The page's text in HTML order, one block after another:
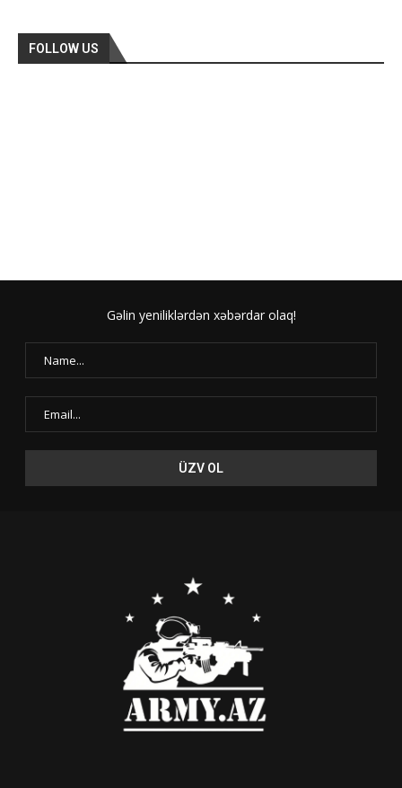
FOLLOW US
Gəlin yeniliklərdən xəbərdar olaq!